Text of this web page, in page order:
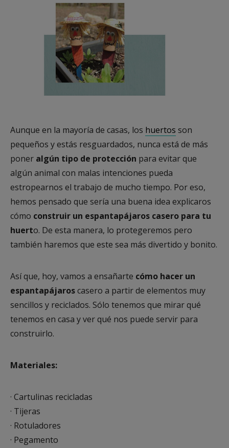
Aunque en la mayoría de casas, los huertos son
pequeños y estás resguardados, nunca está de más
poner algún tipo de protección para evitar que
algún animal con malas intenciones pueda
estropearnos el trabajo de mucho tiempo. Por eso,
hemos pensado que sería una buena idea explicaros
cómo construir un espantapájaros casero para tu
huerto. De esta manera, lo protegeremos pero
también haremos que este sea más divertido y bonito.
Así que, hoy, vamos a ensañarte cómo hacer un
espantapájaroscasero a partir de elementos muy
sencillos y reciclados. Sólo tenemos que mirar qué
tenemos en casa y ver qué nos puede servir para
construirlo.
Materiales:
· Cartulinas recicladas
· Tijeras
· Rotuladores
· Pegamento